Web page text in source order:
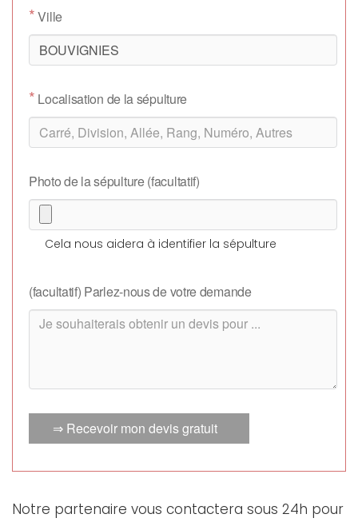
*Ville
* Localisation de la sépulture
Photo de la sépulture (facultatif)
Cela nous aidera à identifier la sépulture
(facultatif) Parlez-nous de votre demande
⇒ Recevoir mon devis gratuit
Notre partenaire vous contactera sous 24h pour